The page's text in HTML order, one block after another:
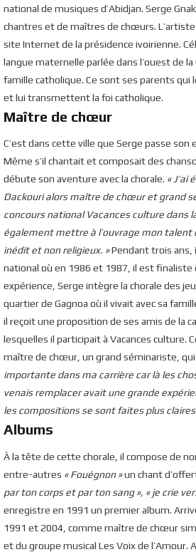
national de musiques d’Abidjan. Serge
chantres et de maîtres de chœurs.
site Internet de la présidence ivoirienne.
langue maternelle parlée dans l’ouest de la
famille catholique. Ce sont ses parents qui
et lui transmettent la foi catholique.
Maître de chœur
C’est dans cette ville que Serge passe
Même s’il chantait et composait des
débute son aventure avec la chorale. « J’ai
Dackouri alors maître de chœur et grand
concours national Vacances culture dans
également mettre à l’ouvrage mon talent
inédit et non religieux. »Pendant trois ans,
national où en 1986 et 1987, il est
expérience, Serge intègre la chorale des
quartier de Gagnoa où il vivait avec sa
il reçoit une proposition de ses amis de la
lesquelles il participait à Vacances culture.
maître de chœur, un grand séminariste,
importante dans ma carrière car là les
venais remplacer avait une grande
les compositions se sont faites plus
Albums
À la tête de cette chorale, il compose de
entre-autres « Fouégnon »un chant
par ton corps et par ton sang », « je crie
enregistre en 1991 un premier album.
1991 et 2004, comme maître de chœur
et du groupe musical Les Voix de l’Amour.